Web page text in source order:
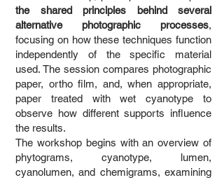
the shared principles behind several
alternative photographic processes,
focusing on how these techniques function
independently of the specific material
used. The session compares photographic
paper, ortho film, and, when appropriate,
paper treated with wet cyanotype to
observe how different supports influence
the results.
The workshop begins with an overview of
phytograms, cyanotype, lumen,
cyanolumen, and chemigrams, examining